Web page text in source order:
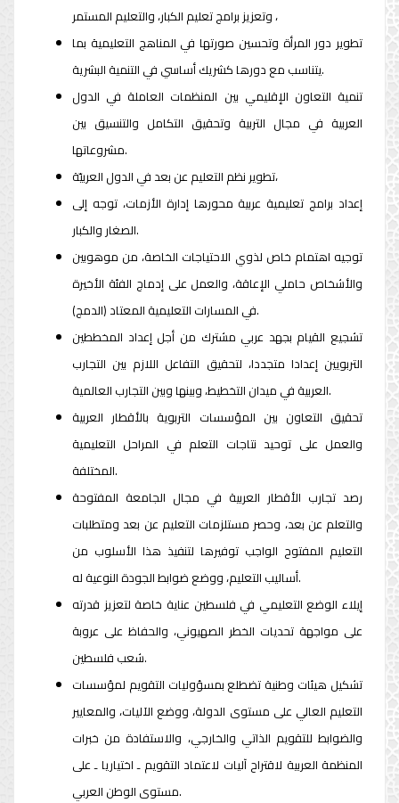
وتعزيز برامج تعليم الكبار، والتعليم المستمر ،
تطوير دور المرأة وتحسين صورتها في المناهج التعليمية بما
يتناسب مع دورها كشريك أساسي في التنمية البشرية.
تنمية التعاون الإقليمي بين المنظمات العاملة في الدول
العربية في مجال التربية وتحقيق التكامل والتنسيق بين
مشروعاتها.
تطوير نظم التعليم عن بعد في الدول العربيّة،
إعداد برامج تعليمية عربية محورها إدارة الأزمات، توجه إلى
الصغار والكبار.
توجيه اهتمام خاص لذوي الاحتياجات الخاصة، من موهوبين
والأشخاص حاملي الإعاقة، والعمل على إدماج الفئة الأخيرة
في المسارات التعليمية المعتاد (الدمج).
تشجيع القيام بجهد عربي مشترك من أجل إعداد المخططين
التربويين إعدادا متجددا، لتحقيق التفاعل اللازم بين التجارب
العربية في ميدان التخطيط، وبينها وبين التجارب العالمية.
تحقيق التعاون بين المؤسسات التربوية بالأقطار العربية
والعمل على توحيد نتاجات التعلم في المراحل التعليمية
المختلفة.
رصد تجارب الأقطار العربية في مجال الجامعة المفتوحة
والتعلم عن بعد، وحصر مستلزمات التعليم عن بعد ومتطلبات
التعليم المفتوح الواجب توفيرها لتنفيذ هذا الأسلوب من
أساليب التعليم، ووضع ضوابط الجودة النوعية له.
إيلاء الوضع التعليمي في فلسطين عناية خاصة لتعزيز قدرته
على مواجهة تحديات الخطر الصهيوني، والحفاظ على عروبة
شعب فلسطين.
تشكيل هيئات وطنية تضطلع بمسؤوليات التقويم لمؤسسات
التعليم العالي على مستوى الدولة، ووضع الآليات، والمعايير
والضوابط للتقويم الذاتي والخارجي، والاستفادة من خبرات
المنظمة العربية لاقتراح آليات لاعتماد التقويم ـ اختياريا ـ على
مستوى الوطن العربي.